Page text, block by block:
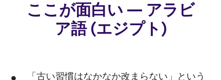
ここが面白い — アラビ
ア語 (エジプト)
「古い習慣はなかなか改まらない」という